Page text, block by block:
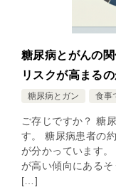
糖尿病とがんの
リスクが高まる
糖尿病とガン 食事
ご存じですか？ 糖
す。 糖尿病患者の
が分かっています
が高い傾向にある
[…]